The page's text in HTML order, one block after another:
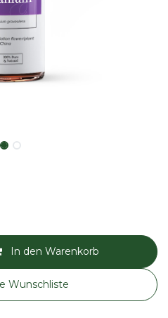
In den Warenkorb
Wunschliste